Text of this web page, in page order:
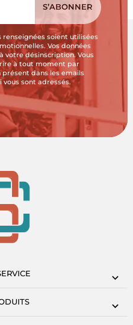
renseignées soient utilisées
Vos données
votre désinscription. Vous
à tout moment par
dans les emails
sont adressés.